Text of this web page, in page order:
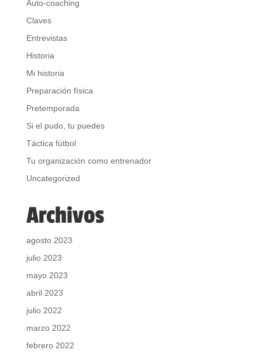
Auto-coaching
Claves
Entrevistas
Historia
Mi historia
Preparación física
Pretemporada
Si el pudo, tu puedes
Táctica fútbol
Tu organización como entrenador
Uncategorized
Archivos
agosto 2023
julio 2023
mayo 2023
abril 2023
julio 2022
marzo 2022
febrero 2022